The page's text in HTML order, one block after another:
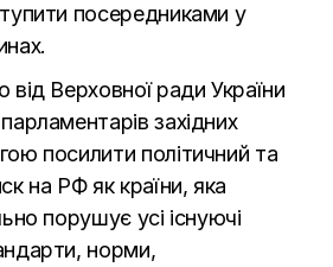
посередниками у
Верховної ради України
західних
посилити політичний та
на РФ як країни, яка
порушує усі існуючі
норми,